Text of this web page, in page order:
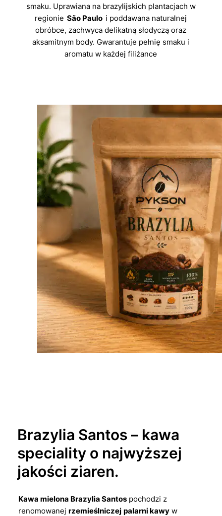
smaku. Uprawiana na brazylijskich plantacjach w
regionie São Paulo i poddawana naturalnej
obróbce, zachwyca delikatną słodyczą oraz
aksamitnym body. Gwarantuje pełnię smaku i
aromatu w każdej filiżance
Brazylia Santos – kawa
speciality o najwyższej
jakości ziaren.
Kawa mielona Brazylia Santos pochodzi z
renomowanej rzemieślniczej palarni kawy w